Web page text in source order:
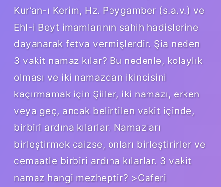
Kur’an-ı Kerim, Hz. Peygamber (s.a.v.) ve
Ehl-i Beyt imamlarının sahih hadislerine
dayanarak fetva vermişlerdir. Şia neden
3 vakit namaz kılar? Bu nedenle, kolaylık
olması ve iki namazdan ikincisini
kaçırmamak için Şiiler, iki namazı, erken
veya geç, ancak belirtilen vakit içinde,
birbiri ardına kılarlar. Namazları
birleştirmek caizse, onları birleştirirler ve
cemaatle birbiri ardına kılarlar. 3 vakit
namaz hangi mezheptir? >Caferi